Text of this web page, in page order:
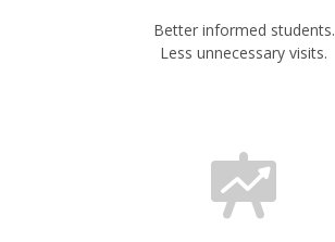
Better informed students.
Less unnecessary visits.